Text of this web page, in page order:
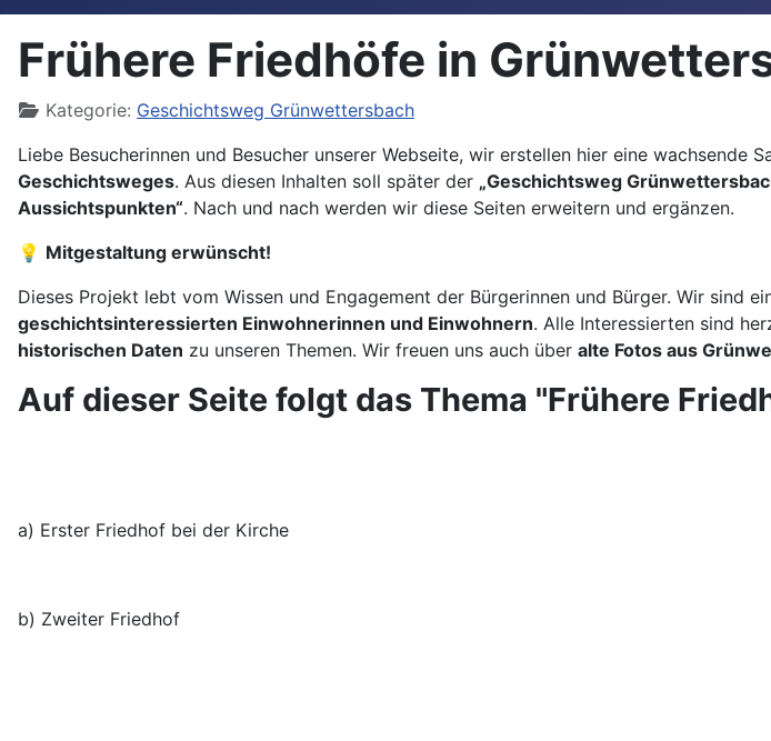
Frühere Friedhöfe in
DetailsKategorie: Geschichtsweg Grünwettersbach
Liebe Besucherinnen und Besucher unserer Webseite, wir erstellen hier eine wachsende
Geschichtsweges. Aus diesen Inhalten soll später der „Geschichtsweg
Aussichtspunkten“. Nach und nach werden wir diese Seiten erweitern und ergänzen.
💡 Mitgestaltung erwünscht!
Dieses Projekt lebt vom Wissen und Engagement der Bürgerinnen und Bürger. Wir sind
geschichtsinteressierten Einwohnerinnen und Einwohnern. Alle Interessierten sind
historischen Daten zu unseren Themen. Wir freuen uns auch über alte Fotos aus
Auf dieser Seite folgt das Thema "Frühere
a) Erster Friedhof bei der Kirche
b) Zweiter Friedhof